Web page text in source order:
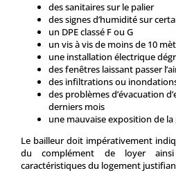
des sanitaires sur le palier
des signes d’humidité sur
un DPE classé F ou G
un vis à vis de moins de 10
une installation électrique
des fenêtres laissant passer
des infiltrations ou
des problèmes d’évacuation
derniers mois
une mauvaise exposition de
Le bailleur doit impérativement
du complément de loyer
caractéristiques du logement